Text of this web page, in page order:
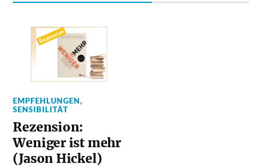
EMPFEHLUNGEN,
SENSIBILITÄT
Rezension:
Weniger ist mehr
(Jason Hickel)